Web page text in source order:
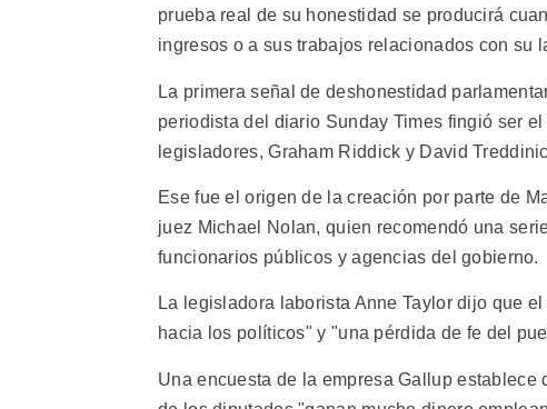
prueba real de su honestidad se producirá
ingresos o a sus trabajos relacionados con su
La primera señal de deshonestidad
periodista del diario Sunday Times fingió ser
legisladores, Graham Riddick y David
Ese fue el origen de la creación por parte de
juez Michael Nolan, quien recomendó una
funcionarios públicos y agencias del gobierno.
La legisladora laborista Anne Taylor dijo que
hacia los políticos" y "una pérdida de fe del
Una encuesta de la empresa Gallup